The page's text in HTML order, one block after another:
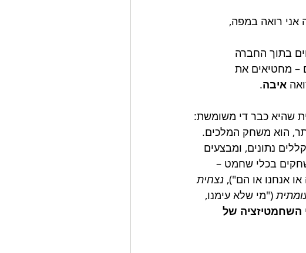
אני רואה במפה,
בתוך החברה
– מחטיאים את
איבה.
שהיא כבר די משומשת:
הוא משחק המלכים.
נתונים, ומבצעים
בכלי שחמט –
אנחנו או הם"), נצחית
("מי שלא עימנו,
השחמטיזציה של